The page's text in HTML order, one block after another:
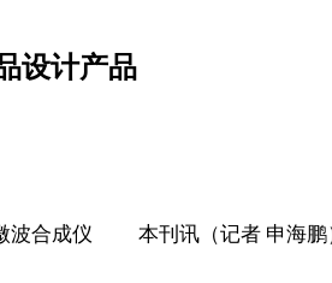
设计产品
波合成仪 本刊讯（记者 申海鹏